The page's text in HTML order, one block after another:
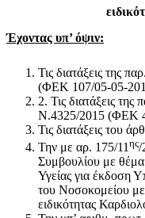
Έχοντας υπ’όψιν:
Τις διατάξεις της
(ΦΕΚ 107/05-05-
2. Τις διατάξεις
Ν.4325/2015 (ΦΕΚ
Τις διατάξεις του
Την με αρ. 175/11 ης/
Συμβουλίου με
Υγείας για έκδοση
του Νοσοκομείου με
ειδικότητας